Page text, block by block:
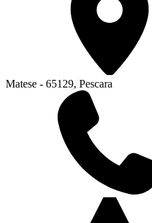
Matese - 65129, Pescara